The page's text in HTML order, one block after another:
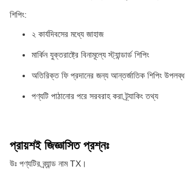
শিপিং:
২ কার্যদিবসের মধ্যে জাহাজ
মার্কিন যুক্তরাষ্ট্রে বিনামূল্যে স্ট্যান্ডার্ড শিপিং
অতিরিক্ত ফি প্রদানের জন্য আন্তর্জাতিক শিপিং উপলব্ধ
পণ্যটি পাঠানোর পরে সরবরাহ করা ট্র্যাকিং তথ্য
প্রায়শই জিজ্ঞাসিত প্রশ্নঃ
উঃ পণ্যটির ব্র্যান্ড নাম TX।